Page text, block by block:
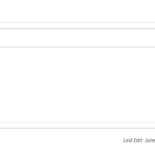
Last Edit: